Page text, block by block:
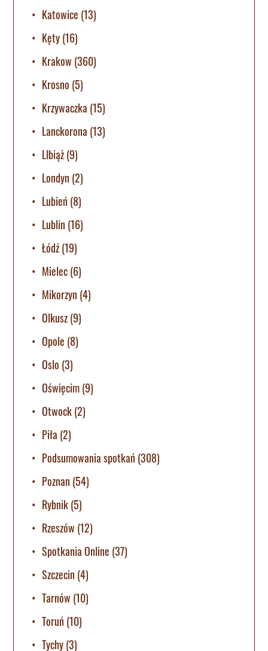
Katowice (13)
Kęty(16)
Krakow (360)
Krosno (5)
Krzywaczka (15)
Lanckorona (13)
LIbiąż(9)
Londyn (2)
Lubień (8)
Lublin (16)
Łódź(19)
Mielec(6)
Mikorzyn (4)
Olkusz(9)
Opole (8)
Oslo (3)
Oświęcim(9)
Otwock(2)
Piła (2)
Podsumowania spotkań (308)
Poznan (54)
Rybnik(5)
Rzeszów (12)
Spotkania Online (37)
Szczecin (4)
Tarnów (10)
Toruń (10)
Tychy(3)